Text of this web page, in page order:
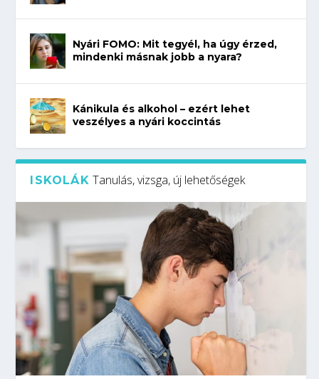
Nyári FOMO: Mit tegyél, ha úgy érzed,
mindenki másnak jobb a nyara?
Kánikula és alkohol – ezért lehet
veszélyes a nyári koccintás
ISKOLÁK Tanulás, vizsga, új lehetőségek